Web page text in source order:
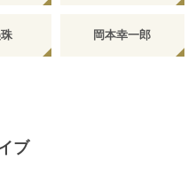
岡本幸一郎
ブ